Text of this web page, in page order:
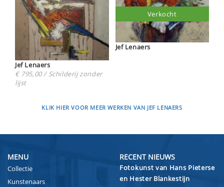
Jef Lenaers
€ 795,00 / Schilderij zonder
lijst
Jef Lenaers
Verkocht
KLIK HIER VOOR MEER WERKEN VAN JEF LENAERS
MENU
Collectie
Kunstenaars
RECENT NIEUWS
Fotokunst van Hans Pieterse
en Hester Blankestijn